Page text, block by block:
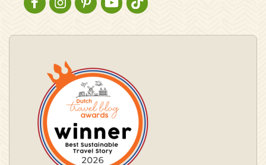
NATURESCANNER OP FACEBOOK
NATURESCANNER OP INSTAGRAM
NATURESCANNER OP PINTEREST
NATURESCANNER OP YOUTUBE
NATURESCANNER OP TIKTOK